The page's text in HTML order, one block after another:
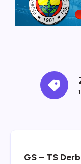
GS – TS